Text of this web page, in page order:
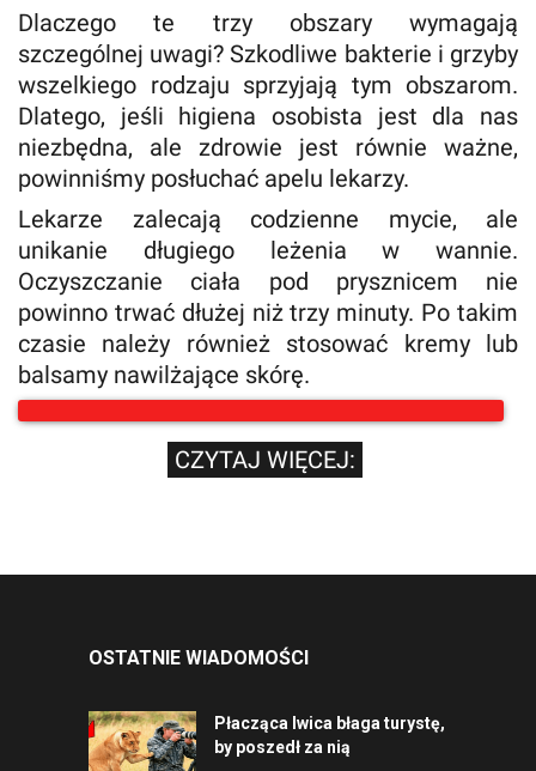
Dlaczego te trzy obszary wymagają
szczególnej uwagi? Szkodliwe bakterie i grzyby
wszelkiego rodzaju sprzyjają tym obszarom.
Dlatego, jeśli higiena osobista jest dla nas
niezbędna, ale zdrowie jest równie ważne,
powinniśmy posłuchać apelu lekarzy.
Lekarze zalecają codzienne mycie, ale
unikanie długiego leżenia w wannie.
Oczyszczanie ciała pod prysznicem nie
powinno trwać dłużej niż trzy minuty. Po takim
czasie należy również stosować kremy lub
balsamy nawilżające skórę.
CZYTAJ WIĘCEJ:
OSTATNIE WIADOMOŚCI
Płacząca lwica błaga turystę,
by poszedł za nią